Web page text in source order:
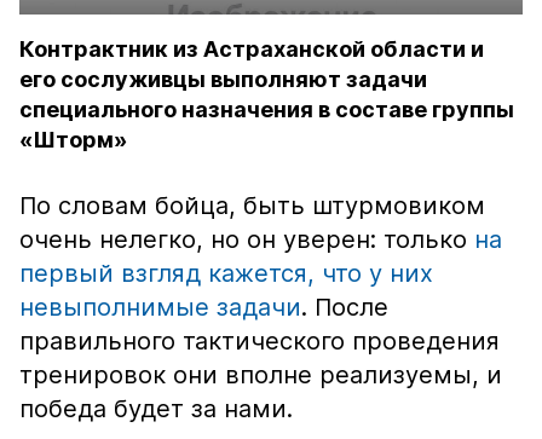
Контрактник из Астраханской области и
его сослуживцы выполняют задачи
специального назначения в составе группы
«Шторм»
По словам бойца, быть штурмовиком
очень нелегко, но он уверен: только на
первый взгляд кажется, что у них
невыполнимые задачи. После
правильного тактического проведения
тренировок они вполне реализуемы, и
победа будет за нами.